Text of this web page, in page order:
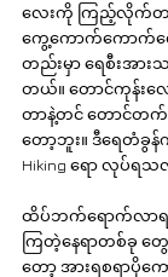
လေးကို ကြည့်လိုက်တာနဲ့
ကွေ့ကောက်ကောက်လ
တည်းမှာ ရေစီးအား
တယ်။ တောင်ကုန်းလေ
တာနဲ့တင် တောင်တက်
တော့ဘူး။ ဒီရေတံခွန်
Hiking ရော လုပ်ရသ
ထိပ်ဘက်ရောက်လာရ
ကြတဲ့နေရာတစ်ခု တွ
တော့ အားရစရာပို